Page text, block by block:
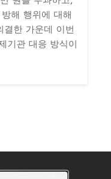
해 행위에 대해
결한 가운데 이번
기관 대응 방식이